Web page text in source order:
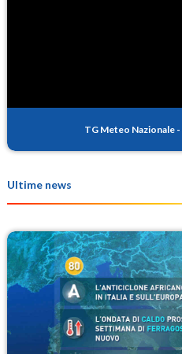
TG Meteo Nazionale -
Ultime news